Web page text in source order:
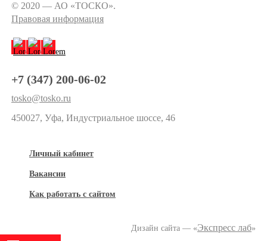
© 2020 — АО «ТОСКО».
Правовая информация
+7 (347) 200-06-02
tosko@tosko.ru
450027, Уфа, Индустриальное шоссе, 46
Личный кабинет
Вакансии
Как работать с сайтом
Дизайн сайта — «Экспресс лаб»